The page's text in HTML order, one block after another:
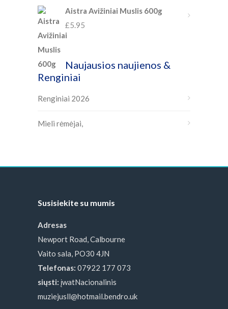
Aistra Avižiniai Muslis 600g
£5.95
Naujausios naujienos &
Renginiai
Renginiai 2026
Mieli rėmėjai,
Susisiekite su mumis
Adresas
Newport Road, Calbourne
Vaito sala, PO30 4JN
Telefonas: 07922 177 073
siųsti: įwatNacionalinis
muziejusll@hotmail.bendro.uk